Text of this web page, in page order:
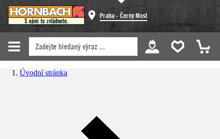
Praha - Černý Most
Úvodní stránka